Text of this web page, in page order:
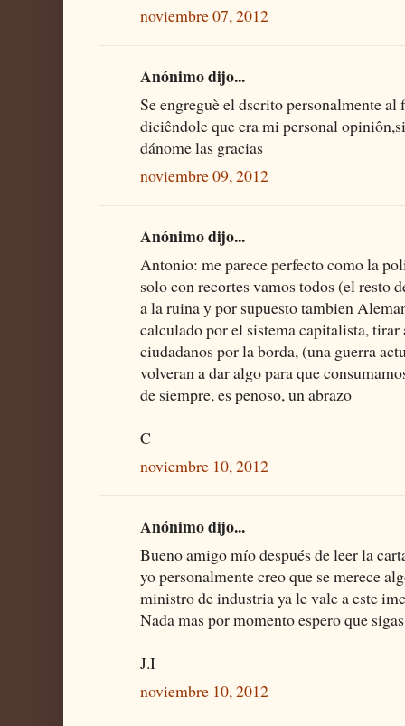
noviembre 07, 2012
Anónimo dijo...
Se engreguè el dscrito personalmente
diciêndole que era mi personal
dánome las gracias
noviembre 09, 2012
Anónimo dijo...
Antonio: me parece perfecto como la
solo con recortes vamos todos (el resto
a la ruina y por supuesto tambien
calculado por el sistema capitalista,
ciudadanos por la borda, (una guerra
volveran a dar algo para que
de siempre, es penoso, un abrazo
C
noviembre 10, 2012
Anónimo dijo...
Bueno amigo mío después de leer la
yo personalmente creo que se merece
ministro de industria ya le vale a este
Nada mas por momento espero que
J.I
noviembre 10, 2012